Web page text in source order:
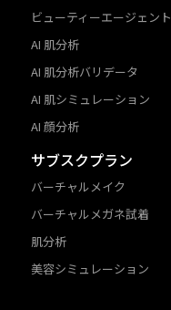
ビューティーエージェント
AI 肌分析
AI 肌分析バリデータ
AI 肌シミュレーション
AI 顔分析
サブスクプラン
バーチャルメイク
バーチャルメガネ試着
肌分析
美容シミュレーション